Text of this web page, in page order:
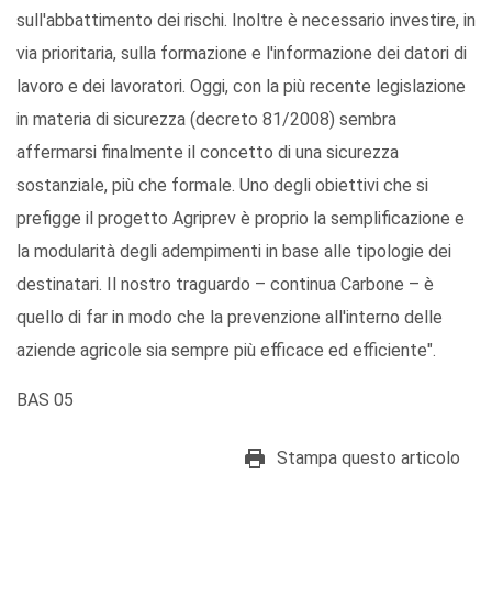
sull'abbattimento dei rischi. Inoltre è necessario investire, in
via prioritaria, sulla formazione e l'informazione dei datori di
lavoro e dei lavoratori. Oggi, con la più recente legislazione
in materia di sicurezza (decreto 81/2008) sembra
affermarsi finalmente il concetto di una sicurezza
sostanziale, più che formale. Uno degli obiettivi che si
prefigge il progetto Agriprev è proprio la semplificazione e
la modularità degli adempimenti in base alle tipologie dei
destinatari. Il nostro traguardo – continua Carbone – è
quello di far in modo che la prevenzione all'interno delle
aziende agricole sia sempre più efficace ed efficiente".
BAS 05
Stampa questo articolo